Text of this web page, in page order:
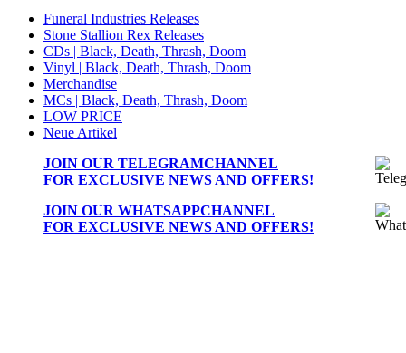
Funeral Industries Releases
Stone Stallion Rex Releases
CDs | Black, Death, Thrash, Doom
Vinyl | Black, Death, Thrash, Doom
Merchandise
MCs | Black, Death, Thrash, Doom
LOW PRICE
Neue Artikel
JOIN OUR TELEGRAMCHANNEL
FOR EXCLUSIVE NEWS AND OFFERS!
JOIN OUR WHATSAPPCHANNEL
FOR EXCLUSIVE NEWS AND OFFERS!